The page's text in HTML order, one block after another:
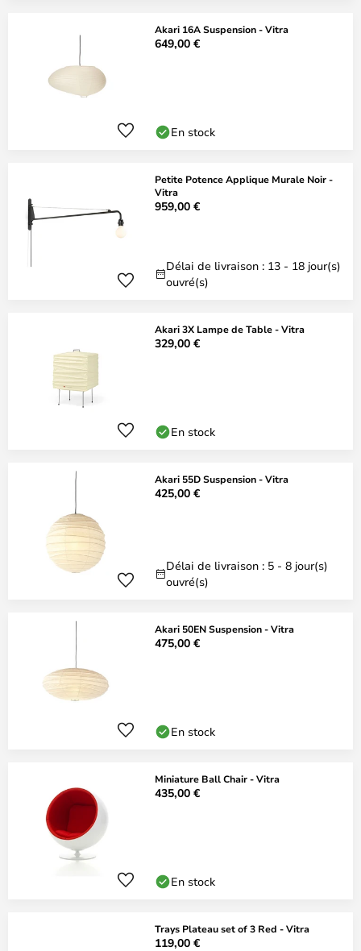
Akari 16A Suspension - Vitra
649,00 €
En stock
Petite Potence Applique Murale Noir -
Vitra
959,00 €
Délai de livraison : 13 - 18 jour(s)
ouvré(s)
Akari 3X Lampe de Table - Vitra
329,00 €
En stock
Akari 55D Suspension - Vitra
425,00 €
Délai de livraison : 5 - 8 jour(s)
ouvré(s)
Akari 50EN Suspension - Vitra
475,00 €
En stock
Miniature Ball Chair - Vitra
435,00 €
En stock
Trays Plateau set of 3 Red - Vitra
119,00 €